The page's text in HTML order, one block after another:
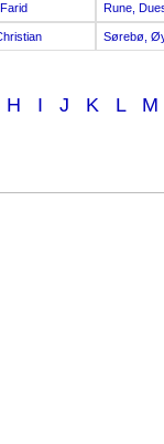
Rune,
Sørebø,
H I J K L M